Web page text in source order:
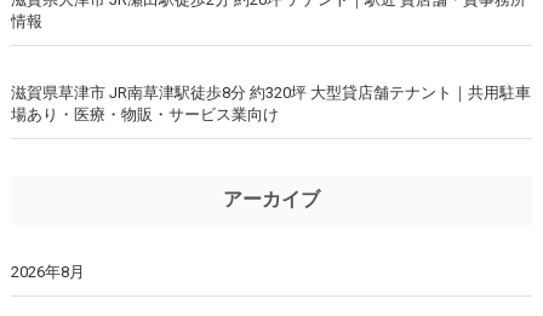
情報
滋賀県草津市 JR南草津駅徒歩8分 約320坪 大型貸店舗テナント｜共用駐車
場あり・医療・物販・サービス業向け
アーカイブ
2026年8月